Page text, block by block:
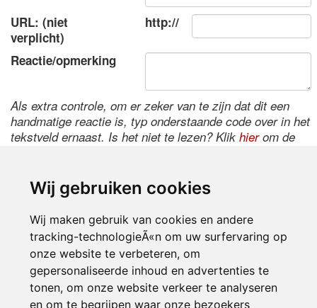
Wij gebruiken cookies
Wij maken gebruik van cookies en andere
tracking-technologieÃ«n om uw surfervaring op
onze website te verbeteren, om
gepersonaliseerde inhoud en advertenties te
tonen, om onze website verkeer te analyseren
en om te begrijpen waar onze bezoekers
URL: (niet
verplicht)
http://
Reactie/opmerking
Als extra controle, om er zeker van te zijn dat dit een
handmatige reactie is, typ onderstaande code over in het
tekstveld ernaast. Is het niet te lezen? Klik hierom de